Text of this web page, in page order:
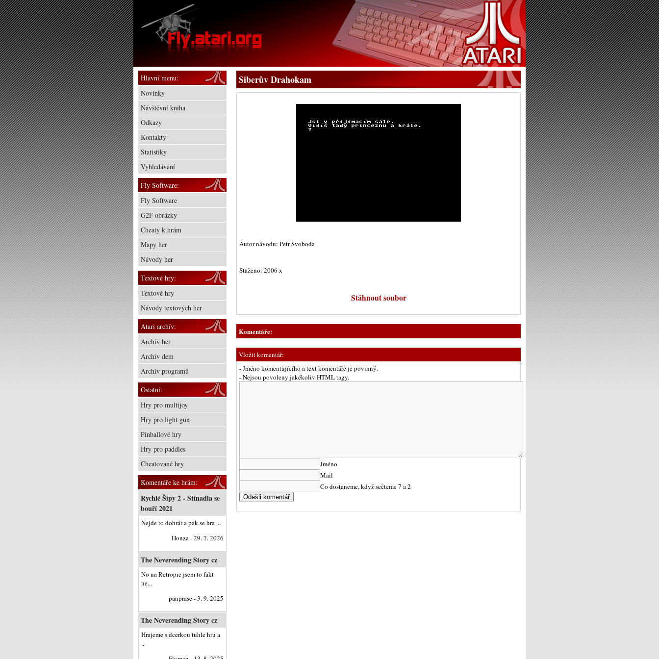
Siberův Drahokam
Autor návodu: Petr Svoboda
Staženo: 2006 x
Stáhnout soubor
Komentáře:
Vložit komentář:
- Jméno komentujícího a text komentáře je povinný.
- Nejsou povoleny jakékoliv HTML tagy.
Jméno
Mail
Co dostaneme, když sečteme 7 a 2
Hlavní menu:
Novinky
Návštěvní kniha
Odkazy
Kontakty
Statistiky
Vyhledávání
Fly Software:
Fly Software
G2F obrázky
Cheaty k hrám
Mapy her
Návody her
Textové hry:
Textové hry
Návody textových her
Atari archív:
Archív her
Archív dem
Archív programů
Ostatní:
Hry pro multijoy
Hry pro light gun
Pinballové hry
Hry pro paddles
Cheatované hry
Komentáře ke hrám:
Rychlé Šípy 2 - Stínadla se
bouří 2021
Nejde to dohrát a pak se hra ...
Honza - 29. 7. 2026
The Neverending Story cz
No na Retropie jsem to fakt
ne...
panprase - 3. 9. 2025
The Neverending Story cz
Hrajeme s dcerkou tuhle hru a
...